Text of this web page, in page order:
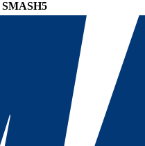
SMASH5